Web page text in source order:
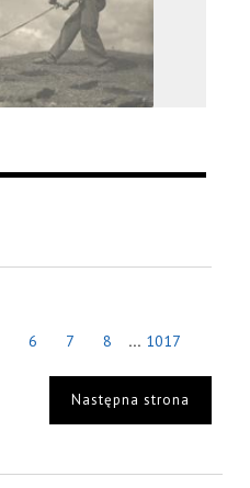
6 7 8 ... 1017
Następna strona